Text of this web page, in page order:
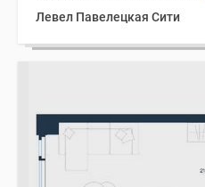
Левел Павелецкая Сити